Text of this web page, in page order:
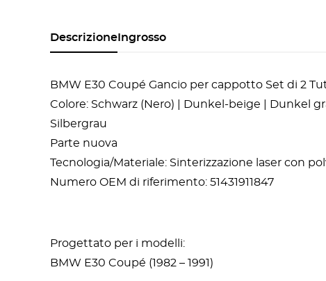
Descrizione Ingrosso
BMW E30 Coupé Gancio per cappotto Set di 2
Colore: Schwarz (Nero) | Dunkel-beige | Dunkel
Silbergrau
Parte nuova
Tecnologia/Materiale: Sinterizzazione laser con
Numero OEM di riferimento: 51431911847
Progettato per i modelli:
BMW E30 Coupé (1982 – 1991)